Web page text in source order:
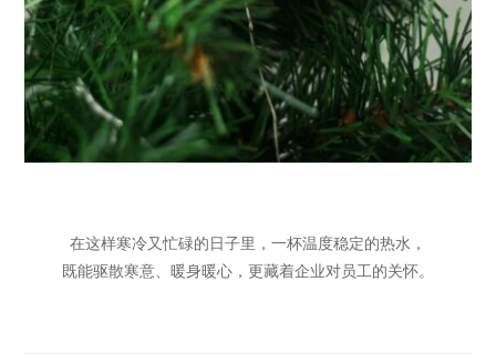
在这样寒冷又忙碌的日子里，一杯温度稳定的热水，
既能驱散寒意、暖身暖心，更藏着企业对员工的关怀。